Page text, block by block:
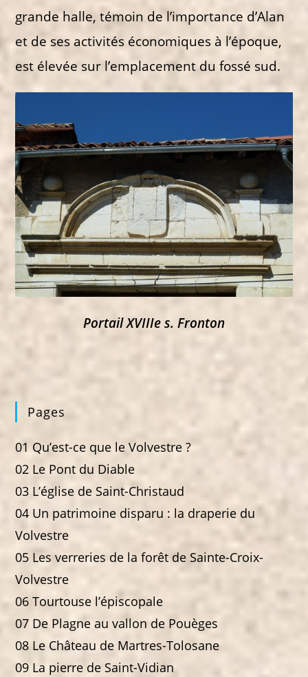
grande halle, témoin de l’importance d’Alan
et de ses activités économiques à l’époque,
est élevée sur l’emplacement du fossé sud.
Portail XVIIIe s. Fronton
Pages
01 Qu’est-ce que le Volvestre ?
02 Le Pont du Diable
03 L’église de Saint-Christaud
04 Un patrimoine disparu : la draperie du
Volvestre
05 Les verreries de la forêt de Sainte-Croix-
Volvestre
06 Tourtouse l’épiscopale
07 De Plagne au vallon de Pouèges
08 Le Château de Martres-Tolosane
09 La pierre de Saint-Vidian